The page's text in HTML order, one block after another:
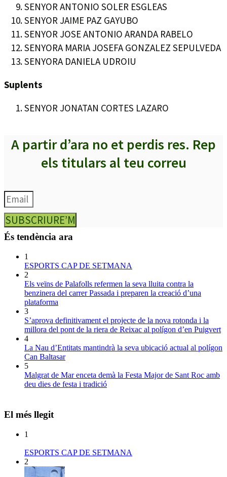
SENYOR ANTONIO SOLER ESGLEAS
SENYOR JAIME PAZ GAYUBO
SENYOR JOSE ANTONIO ARANDA RABELO
SENYORA MARIA JOSEFA GONZALEZ SEPULVEDA
SENYORA DANIELA UDROIU
Suplents
SENYOR JONATAN CORTES LAZARO
A partir d’ara no et perdis res. Rep
els titulars al teu correu
SUBSCRIURE’M
És tendència ara
1
ESPORTS CAP DE SETMANA
2
Els veïns de Palafolls refermen la seva lluita contra la
benzinera del carrer Passada i preparen la creació d’una
plataforma
3
S’aprova definitivament el projecte de la nova rotonda i la
millora del pont de la riera de Reixac al polígon d’en Puigvert
4
La Nau d’Entitats mantindrà la seva ubicació actual al polígon
Can Baltasar
5
Malgrat de Mar enceta demà la Festa Major de Sant Roc amb
deu dies de festa i tradició
El més llegit
1
ESPORTS CAP DE SETMANA
2